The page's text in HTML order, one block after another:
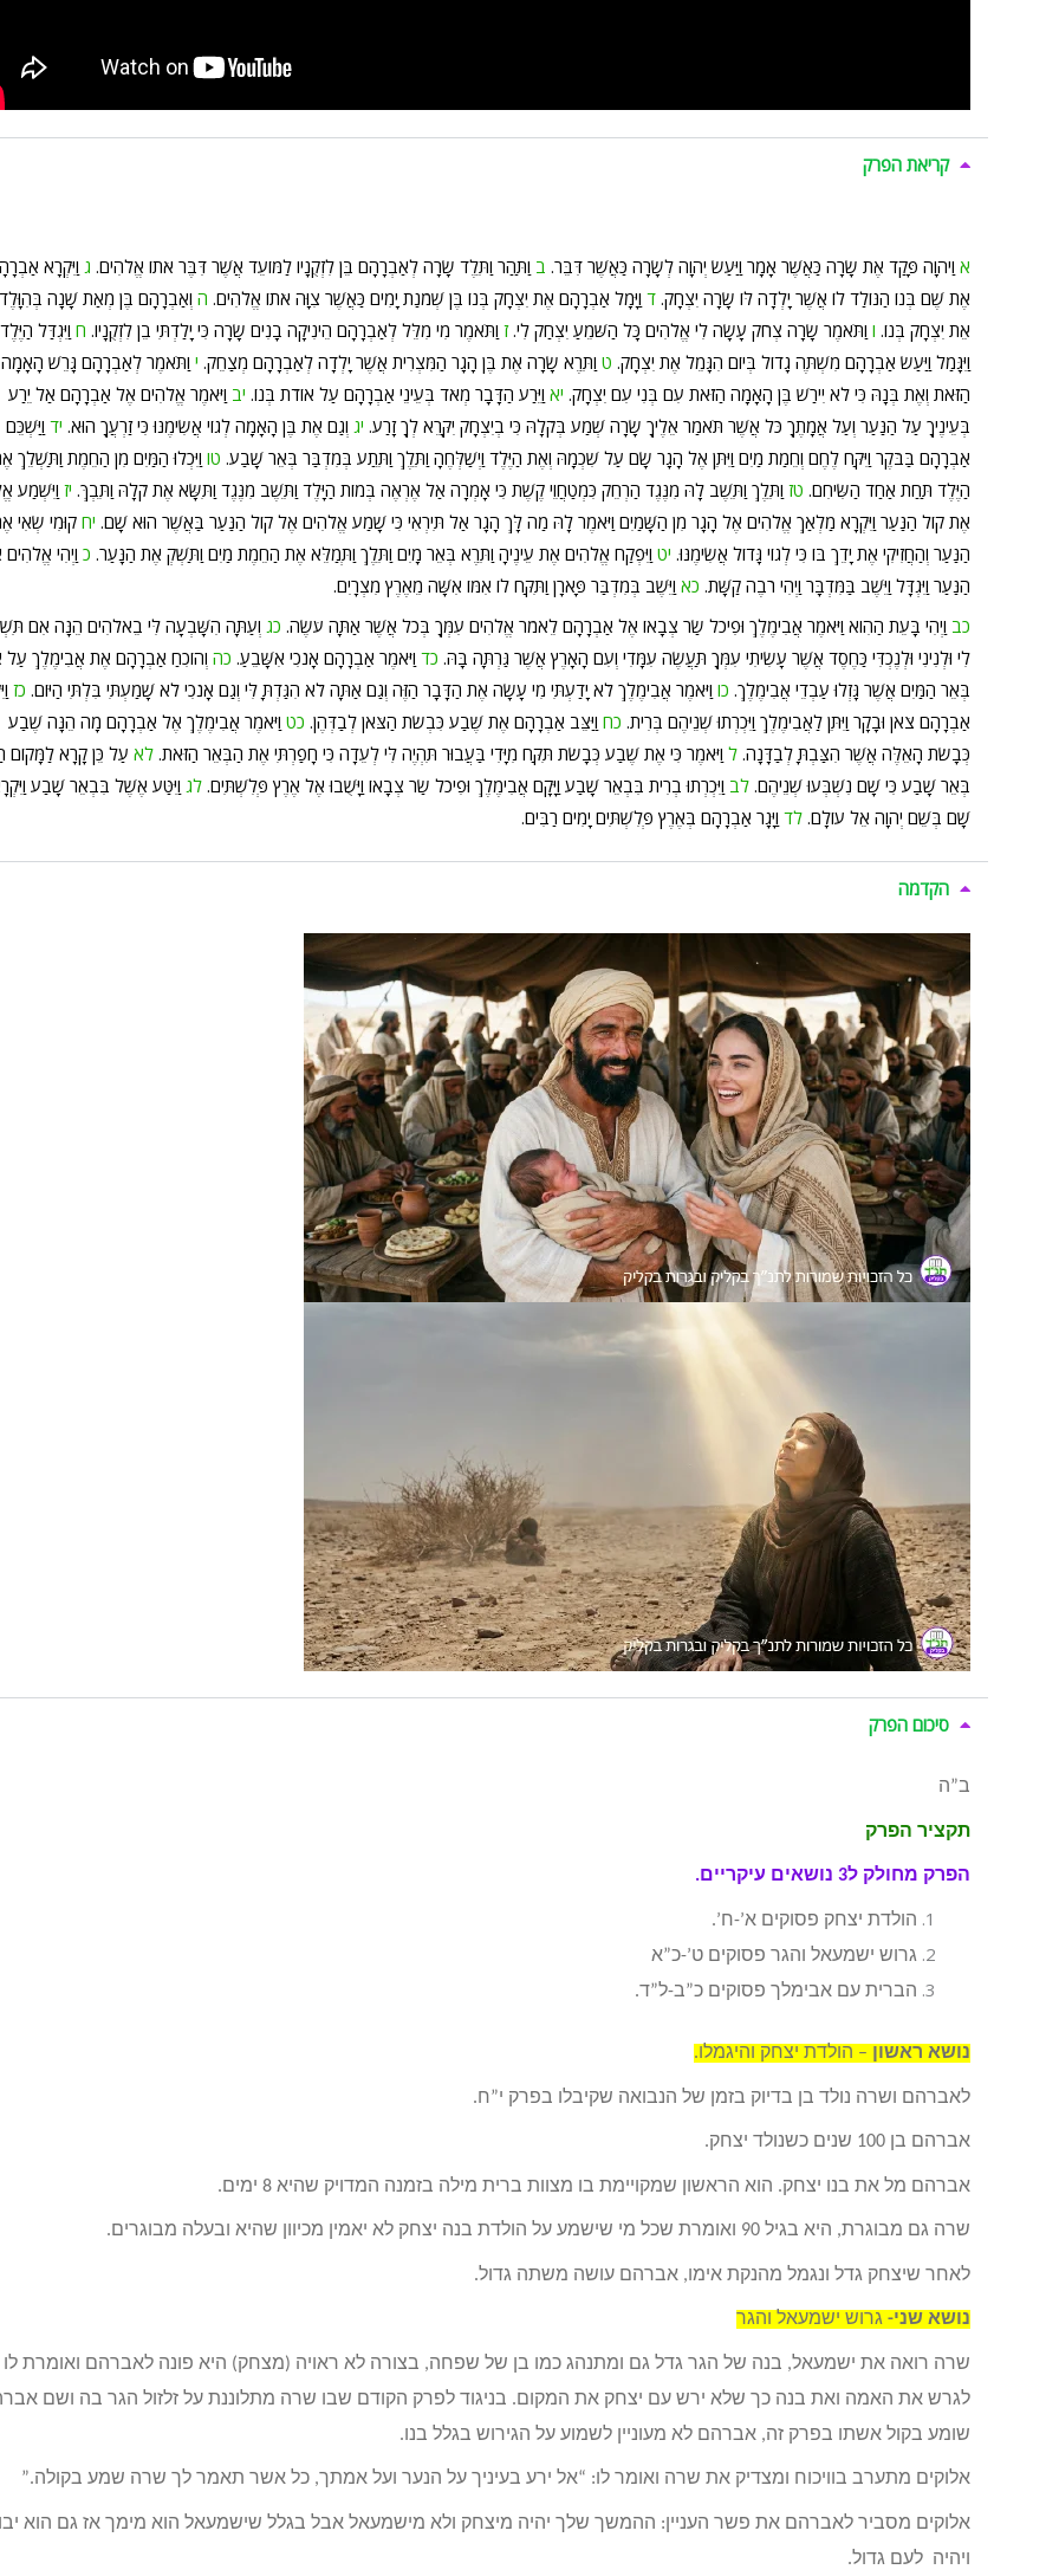
קריאת הפרק
א וַיהוָה פָּקַד אֶת שָׂרָה כַּאֲשֶׁר אָמָר וַיַּעַשׂ יְהוָה לְשָׂרָה כַּאֲשֶׁר דִּבֵּר. ב וַתַּהַר וַתֵּלֶד שָׂרָה לְאַבְרָהָם בֵּן לִזְקֻנָיו לַמּוֹעֵד אֲשֶׁר דִּבֶּר אֹתוֹ אֱלֹהִים. ג וַיִּקְרָא
אֶת שֶׁם בְּנוֹ הַנּוֹלַד לוֹ אֲשֶׁר יָלְדָה לּוֹ שָׂרָה יִצְחָק. ד וַיָּמָל אַבְרָהָם אֶת יִצְחָק בְּנוֹ בֶּן שְׁמֹנַת יָמִים כַּאֲשֶׁר צִוָּה אֹתוֹ אֱלֹהִים. ה וְאַבְרָהָם בֶּן מְאַת שָׁנָה
אֵת יִצְחָק בְּנוֹ. ו וַתֹּאמֶר שָׂרָה צְחֹק עָשָׂה לִי אֱלֹהִים כָּל הַשֹּׁמֵעַ יִצְחַק לִי.ז וַתֹּאמֶר מִי מִלֵּל לְאַבְרָהָם הֵינִיקָה בָנִים שָׂרָה כִּי יָלַדְתִּי בֵן לִזְקֻנָיו. ח וַיִּגְדַּל הַיֶּלֶד
וַיִּגָּמַל וַיַּעַשׂ אַבְרָהָם מִשְׁתֶּה גָדוֹל בְּיוֹם הִגָּמֵל אֶת יִצְחָק. ט וַתֵּרֶא שָׂרָה אֶת בֶּן הָגָר הַמִּצְרִית אֲשֶׁר יָלְדָה לְאַבְרָהָם מְצַחֵק. י וַתֹּאמֶר לְאַבְרָהָם גָּרֵשׁ הָאָמָה
הַזֹּאת וְאֶת בְּנָהּ כִּי לֹא יִירַשׁ בֶּן הָאָמָה הַזֹּאת עִם בְּנִי עִם יִצְחָק. יא וַיֵּרַע הַדָּבָר מְאֹד בְּעֵינֵי אַבְרָהָם עַל אוֹדֹת בְּנוֹ. יב וַיֹּאמֶר אֱלֹהִים אֶל אַבְרָהָם אַל יֵרַע
בְּעֵינֶיךָ עַל הַנַּעַר וְעַל אֲמָתֶךָ כֹּל אֲשֶׁר תֹּאמַר אֵלֶיךָ שָׂרָה שְׁמַע בְּקֹלָהּ כִּי בְיִצְחָק יִקָּרֵא לְךָ זָרַע. יג וְגַם אֶת בֶּן הָאָמָה לְגוֹי אֲשִׂימֶנּוּ כִּי זַרְעֲךָ הוּא. יד וַיַּשְׁכֵּם
אַבְרָהָם בַּבֹּקֶר וַיִּקַּח לֶחֶם וְחֵמַת מַיִם וַיִּתֵּן אֶל הָגָר שָׂם עַל שִׁכְמָהּ וְאֶת הַיֶּלֶד וַיְשַׁלְּחֶהָ וַתֵּלֶךְ וַתֵּתַע בְּמִדְבַּר בְּאֵר שָׁבַע. טו וַיִּכְלוּ הַמַּיִם מִן הַחֵמֶת וַתַּשְׁלֵךְ
הַיֶּלֶד תַּחַת אַחַד הַשִּׂיחִם. טז וַתֵּלֶךְ וַתֵּשֶׁב לָהּ מִנֶּגֶד הַרְחֵק כִּמְטַחֲוֵי קֶשֶׁת כִּי אָמְרָה אַל אֶרְאֶה בְּמוֹת הַיָּלֶד וַתֵּשֶׁב מִנֶּגֶד וַתִּשָּׂא אֶת קֹלָהּ וַתֵּבְךְּ. יז וַיִּשְׁמַע
אֶת קוֹל הַנַּעַר וַיִּקְרָא מַלְאַךְ אֱלֹהִים אֶל הָגָר מִן הַשָּׁמַיִם וַיֹּאמֶר לָהּ מַה לָּךְ הָגָר אַל תִּירְאִי כִּי שָׁמַע אֱלֹהִים אֶל קוֹל הַנַּעַר בַּאֲשֶׁר הוּא שָׁם. יח קוּמִי שְׂאִי
הַנַּעַר וְהַחֲזִיקִי אֶת יָדֵךְ בּוֹ כִּי לְגוֹי גָּדוֹל אֲשִׂימֶנּוּ. יט וַיִּפְקַח אֱלֹהִים אֶת עֵינֶיהָ וַתֵּרֶא בְּאֵר מָיִם וַתֵּלֶךְ וַתְּמַלֵּא אֶת הַחֵמֶת מַיִם וַתַּשְׁקְ אֶת הַנָּעַר. כ וַיְהִי
הַנַּעַר וַיִּגְדָּל וַיֵּשֶׁב בַּמִּדְבָּר וַיְהִי רֹבֶה קַשָּׁת. כא וַיֵּשֶׁב בְּמִדְבַּר פָּארָן וַתִּקַּח לוֹ אִמּוֹ אִשָּׁה מֵאֶרֶץ מִצְרָיִם.
כב וַיְהִי בָּעֵת הַהִוא וַיֹּאמֶר אֲבִימֶלֶךְ וּפִיכֹל שַׂר צְבָאוֹ אֶל אַבְרָהָם לֵאמֹר אֱלֹהִים עִמְּךָ בְּכֹל אֲשֶׁר אַתָּה עֹשֶׂה. כג וְעַתָּה הִשָּׁבְעָה לִּי בֵאלֹהִים הֵנָּה אִם
לִי וּלְנִינִי וּלְנֶכְדִּי כַּחֶסֶד אֲשֶׁר עָשִׂיתִי עִמְּךָ תַּעֲשֶׂה עִמָּדִי וְעִם הָאָרֶץ אֲשֶׁר גַּרְתָּה בָּהּ. כד וַיֹּאמֶר אַבְרָהָם אָנֹכִי אִשָּׁבֵעַ. כה וְהוֹכִחַ אַבְרָהָם אֶת אֲבִימֶלֶךְ עַל
בְּאֵר הַמַּיִם אֲשֶׁר גָּזְלוּ עַבְדֵי אֲבִימֶלֶךְ. כו וַיֹּאמֶר אֲבִימֶלֶךְ לֹא יָדַעְתִּי מִי עָשָׂה אֶת הַדָּבָר הַזֶּה וְגַם אַתָּה לֹא הִגַּדְתָּ לִּי וְגַם אָנֹכִי לֹא שָׁמַעְתִּי בִּלְתִּי הַיּוֹם. כז
אַבְרָהָם צֹאן וּבָקָר וַיִּתֵּן לַאֲבִימֶלֶךְ וַיִּכְרְתוּ שְׁנֵיהֶם בְּרִית. כח וַיַּצֵּב אַבְרָהָם אֶת שֶׁבַע כִּבְשֹׂת הַצֹּאן לְבַדְּהֶן. כט וַיֹּאמֶר אֲבִימֶלֶךְ אֶל אַבְרָהָם מָה הֵנָּה שֶׁבַע
כְּבָשֹׂת הָאֵלֶּה אֲשֶׁר הִצַּבְתָּ לְבַדָּנָה. ל וַיֹּאמֶר כִּי אֶת שֶׁבַע כְּבָשֹׂת תִּקַּח מִיָּדִי בַּעֲבוּר תִּהְיֶה לִּי לְעֵדָה כִּי חָפַרְתִּי אֶת הַבְּאֵר הַזֹּאת. לא עַל כֵּן קָרָא לַמָּקוֹם
בְּאֵר שָׁבַע כִּי שָׁם נִשְׁבְּעוּ שְׁנֵיהֶם. לב וַיִּכְרְתוּ בְרִית בִּבְאֵר שָׁבַע וַיָּקָם אֲבִימֶלֶךְ וּפִיכֹל שַׂר צְבָאוֹ וַיָּשֻׁבוּ אֶל אֶרֶץ פְּלִשְׁתִּים. לג וַיִּטַּע אֶשֶׁל בִּבְאֵר שָׁבַע
שָׁם בְּשֵׁם יְהוָה אֵל עוֹלָם. לד וַיָּגָר אַבְרָהָם בְּאֶרֶץ פְּלִשְׁתִּים יָמִים רַבִּים.
הקדמה
סיכום הפרק
ב”ה
תקציר הפרק
הפרק מחולק ל3 נושאים עיקריים.
הולדת יצחק פסוקים א’-ח’.
גרוש ישמעאל והגר פסוקים ט’-כ”א
הברית עם אבימלך פסוקים כ”ב-ל”ד.
נושא ראשון – הולדת יצחק והיגמלו.
לאברהם ושרה נולד בן בדיוק בזמן של הנבואה שקיבלו בפרק י”ח.
אברהם בן 100 שנים כשנולד יצחק.
אברהם מל את בנו יצחק. הוא הראשון שמקויימת בו מצוות ברית מילה בזמנה המדויק שהיא 8 ימים.
שרה גם מבוגרת, היא בגיל 90 ואומרת שכל מי שישמע על הולדת בנה יצחק לא יאמין מכיוון שהיא ובעלה מבוגרים.
לאחר שיצחק גדל ונגמל מהנקת אימו, אברהם עושה משתה גדול.
נושא שני- גרוש ישמעאל והגר
שרה רואה את ישמעאל, בנה של הגר גדל גם ומתנהג כמו בן של שפחה, בצורה לא ראויה (מצחק) היא פונה לאברהם ואומרת לו
לגרש את האמה ואת בנה כך שלא ירש עם יצחק את המקום. בניגוד לפרק הקודם שבו שרה מתלוננת על זלזול הגר בה ושם
שומע בקול אשתו בפרק זה, אברהם לא מעוניין לשמוע על הגירוש בגלל בנו.
אלוקים מתערב בוויכוח ומצדיק את שרה ואומר לו: “אל ירע בעיניך על הנער ועל אמתך, כל אשר תאמר לך שרה שמע בקולה.”
אלוקים מסביר לאברהם את פשר העניין: ההמשך שלך יהיה מיצחק ולא מישמעאל אבל בגלל שישמעאל הוא מימך אז גם הוא
ויהיה לעם גדול.